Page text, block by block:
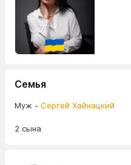
Семья
Муж - Сергей Хайнацкий
2 сына